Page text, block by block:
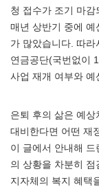
청 접수가 조기 마
매년 상반기 중에 예
가 많았습니다. 따
연금공단(국번없이
사업 재개 여부와 예
은퇴 후의 삶은 예
대비한다면 어떤 재
이 글에서 안내해
의 상황을 차분히
지자체의 복지 혜택